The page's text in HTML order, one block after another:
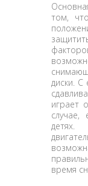
том,
диски.
играет
детях.
время